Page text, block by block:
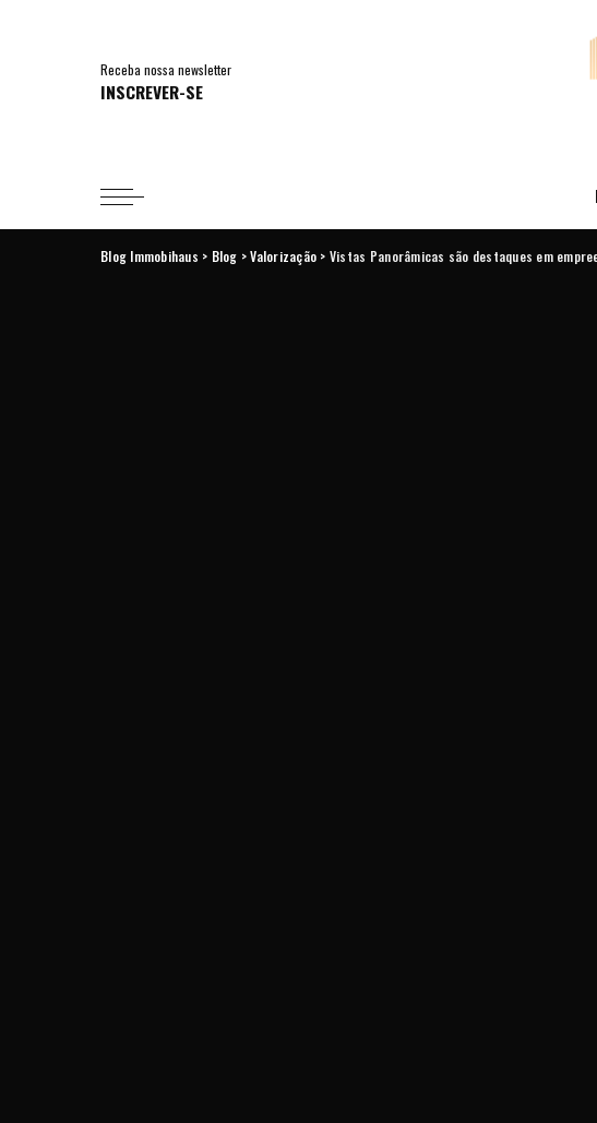
Receba nossa newsletter
INSCREVER-SE
Blog Immobihaus > Blog >Valorização > Vistas Panorâmicas são destaques em